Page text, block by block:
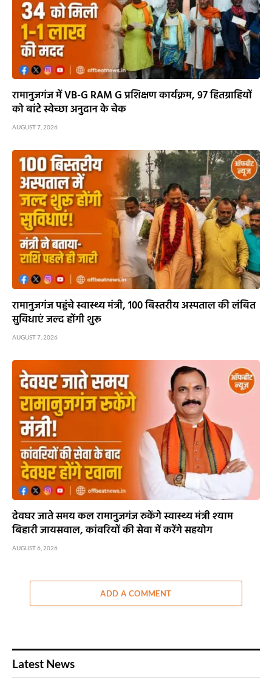
रामानुजगंज में VB-G RAM G प्रशिक्षण कार्यक्रम, 97 हितग्राहियों
को बांटे स्वेच्छा अनुदान के चेक
AUGUST 7, 2026
रामानुजगंज पहुंचे स्वास्थ्य मंत्री, 100 बिस्तरीय अस्पताल की लंबित
सुविधाएं जल्द होंगी शुरू
AUGUST 7, 2026
देवघर जाते समय कल रामानुजगंज रुकेंगे स्वास्थ्य मंत्री श्याम
बिहारी जायसवाल, कांवरियों की सेवा में करेंगे सहयोग
AUGUST 6, 2026
ADD A COMMENT
Latest News